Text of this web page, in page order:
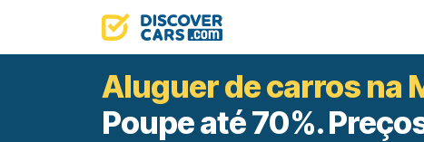
Aluguer de carros na
Poupe até 70%.